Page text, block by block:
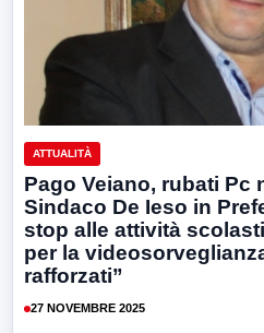
ATTUALITÀ
Pago Veiano, rubati Pc
Sindaco De Ieso in
stop alle attività
per la
rafforzati”
27 NOVEMBRE 2025